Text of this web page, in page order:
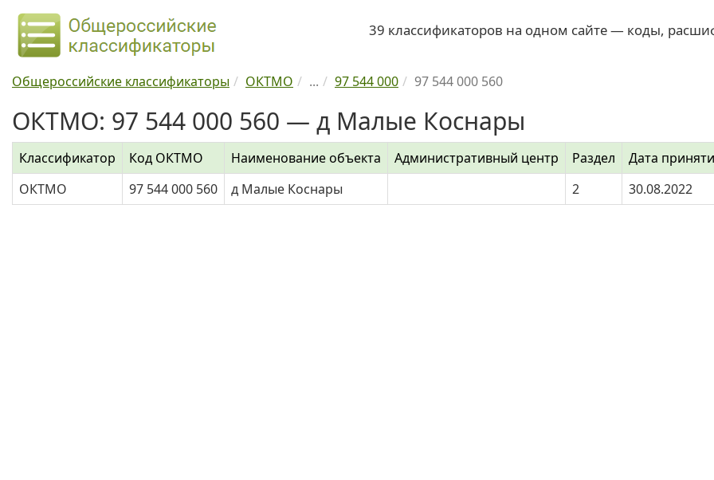
39 классификаторов на одном сайте — коды,
Общероссийские классификаторы ОКТМО ... 97 544 000 97 544 000 560
ОКТМО: 97 544 000 560 — д Малые Коснары
Классификатор Код ОКТМО Наименование объекта Административный центр Раздел Дата
ОКТМО
97 544 000 560 д Малые Коснары 2 30.08.2022